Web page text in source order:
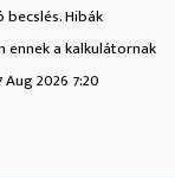
Hibák
a kalkulátornak
Aug 2026 7:20